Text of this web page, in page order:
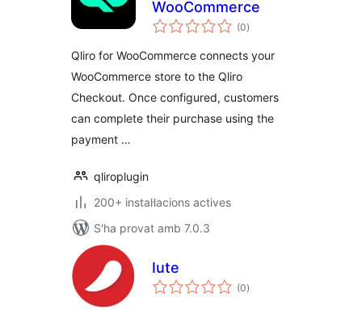
WooCommerce
(0puntuacions
totals
)
Qliro for WooCommerce connects your
WooCommerce store to the Qliro
Checkout. Once configured, customers
can complete their purchase using the
payment …
qliroplugin
200+ instal·lacions actives
S'ha provat amb 7.0.3
Iute
(0puntuacions
totals
)